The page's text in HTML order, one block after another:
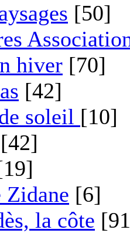
[50]
hiver [70]
[42]
soleil [10]
[42]
[6]
la côte